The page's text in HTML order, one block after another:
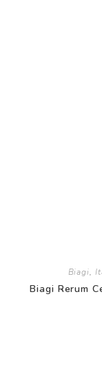
Biagi,
Biagi Rerum